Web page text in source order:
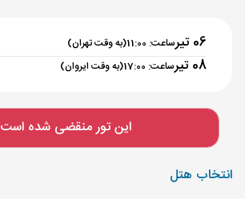
06 تیر ساعت: 11:00 (به وقت تهران)
08 تیر ساعت: 17:00 (به وقت ایروان)
تهران , فرودگاه بین‌المللی امام خمینی IKA
مدت پرواز :
ایروان ,
این تور منقضی شده است
انتخاب هتل